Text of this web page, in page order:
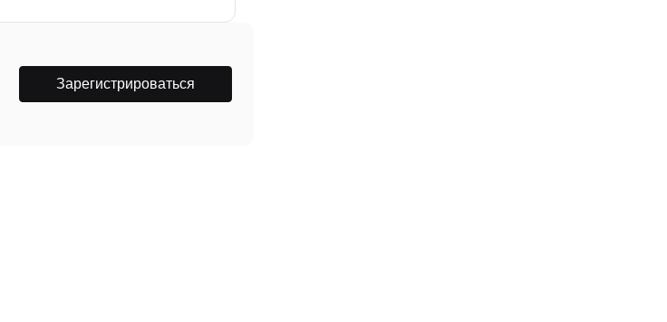
Зарегистрироваться